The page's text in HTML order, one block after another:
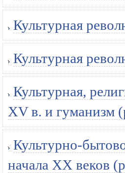
Культурная
Культурная
Культурная,
XV в. и гуманизм
Культурно-
начала ХХ веков